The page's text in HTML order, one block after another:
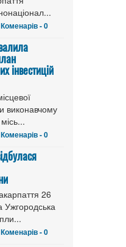
Коменарів - 0
інвестицій
виконавчому
Коменарів - 0
26
Ужгородська
Коменарів - 0